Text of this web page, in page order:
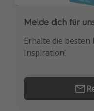
Melde dich für
Erhalte die besten
Inspiration!
Downloade
Buche die besten
Erstes.